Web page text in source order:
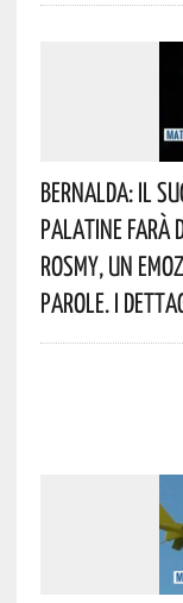
Bernalda: Il
Palatine Farà
Rosmy, Un
Parole. I